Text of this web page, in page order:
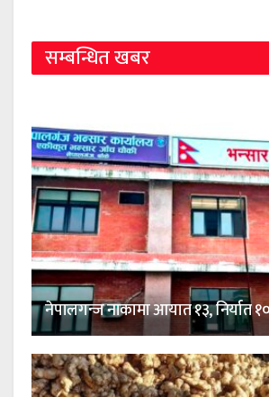
सम्बन्धित खबर
नेपालगन्ज नाकामा आयात १३, निर्यात